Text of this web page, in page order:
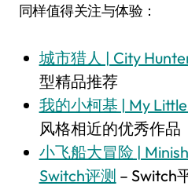
同样值得关注与体验：
城市猎人 | City
型精品推荐
我的小柯基 | My
风格相近的优秀作品
小飞船大冒险 |
Switch评测 – Switch